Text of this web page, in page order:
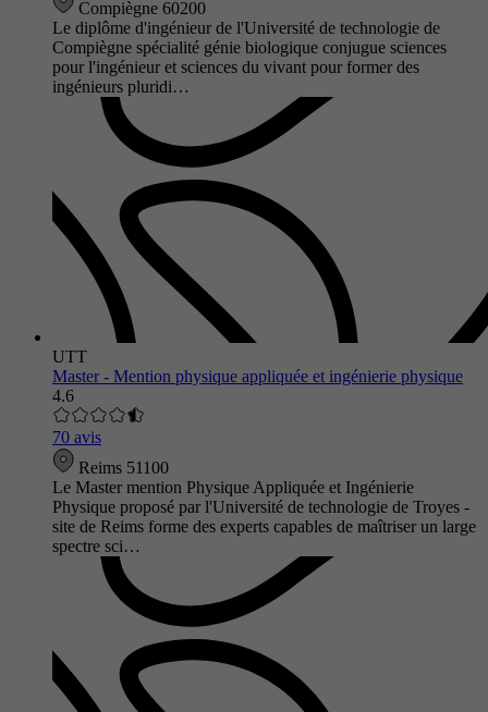
Compiègne 60200
Le diplôme d'ingénieur de l'Université de technologie de
Compiègne spécialité génie biologique conjugue sciences
pour l'ingénieur et sciences du vivant pour former des
ingénieurs pluridi…
UTT
Master - Mention physique appliquée et ingénierie physique
4.6
70 avis
Reims 51100
Le Master mention Physique Appliquée et Ingénierie
Physique proposé par l'Université de technologie de Troyes -
site de Reims forme des experts capables de maîtriser un large
spectre sci…